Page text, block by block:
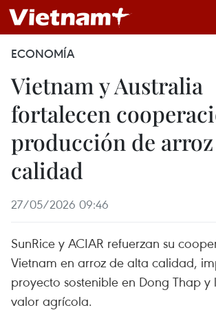
ECONOMÍA
Vietnam y Australia
fortalecen
producción de
calidad
27/05/2026 09:46
SunRice y ACIAR refuerzan su
Vietnam en arroz de alta calidad,
proyecto sostenible en Dong Thap
valor agrícola.